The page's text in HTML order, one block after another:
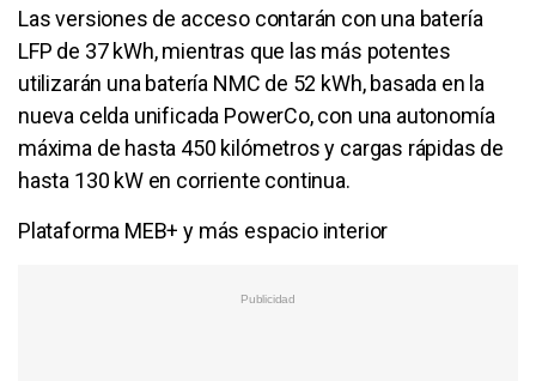
Las versiones de acceso contarán con una batería
LFP de 37 kWh, mientras que las más potentes
utilizarán una batería NMC de 52 kWh, basada en la
nueva celda unificada PowerCo, con una autonomía
máxima de hasta 450 kilómetros y cargas rápidas de
hasta 130 kW en corriente continua.
Plataforma MEB+ y más espacio interior